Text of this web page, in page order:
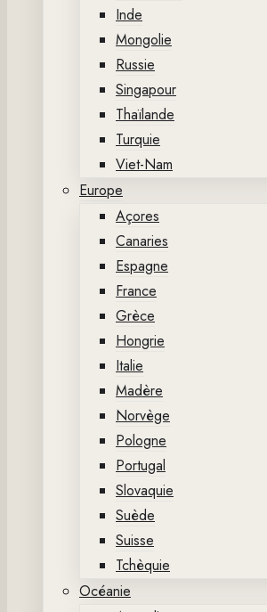
Inde
Mongolie
Russie
Singapour
Thaïlande
Turquie
Viet-Nam
Europe
Açores
Canaries
Espagne
France
Grèce
Hongrie
Italie
Madère
Norvège
Pologne
Portugal
Slovaquie
Suède
Suisse
Tchèquie
Océanie